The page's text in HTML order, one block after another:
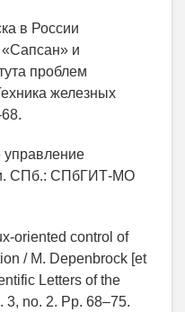
в России
«Сапсан» и
проблем
железных
управление
СПб.: СПбГИТ-МО
oriented control of
/ M. Depenbrock [et
Letters of the
3, no. 2. Pp. 68–75.